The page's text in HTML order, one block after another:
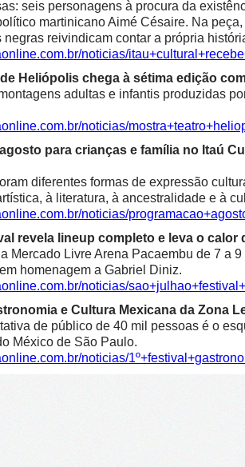
seis personagens à procura da
martinicano Aimé Césaire. Na
reivindicam contar a própria
noticias/
Heliópolis chega à sétima edição
adultas e infantis produzidas
noticias/
para crianças e família no Itaú
diferentes formas de expressão
à literatura, à ancestralidade e à
noticias/
revela lineup completo e leva o calor
Mercado Livre Arena Pacaembu de 7 a
homenagem a Gabriel Diniz.
noticias/
e Cultura Mexicana da Zona
de público de 40 mil pessoas é o
México de São Paulo.
noticias/